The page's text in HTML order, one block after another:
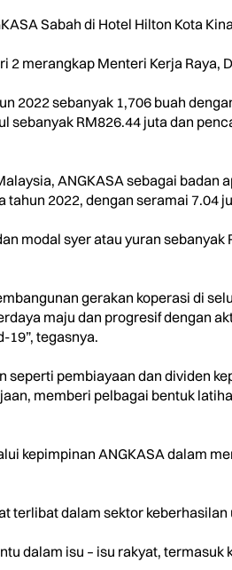
Sabah di Hotel Hilton Kota
merangkap Menteri Kerja Raya,
2022 sebanyak 1,706 buah
sebanyak RM826.44 juta dan
ANGKASA sebagai badan
2022, dengan seramai 7.04
modal syer atau yuran
gerakan koperasi di
maju dan progresif dengan
19”, tegasnya.
pembiayaan dan dividen
memberi pelbagai bentuk
kepimpinan ANGKASA dalam
terlibat dalam sektor
dalam isu – isu rakyat,